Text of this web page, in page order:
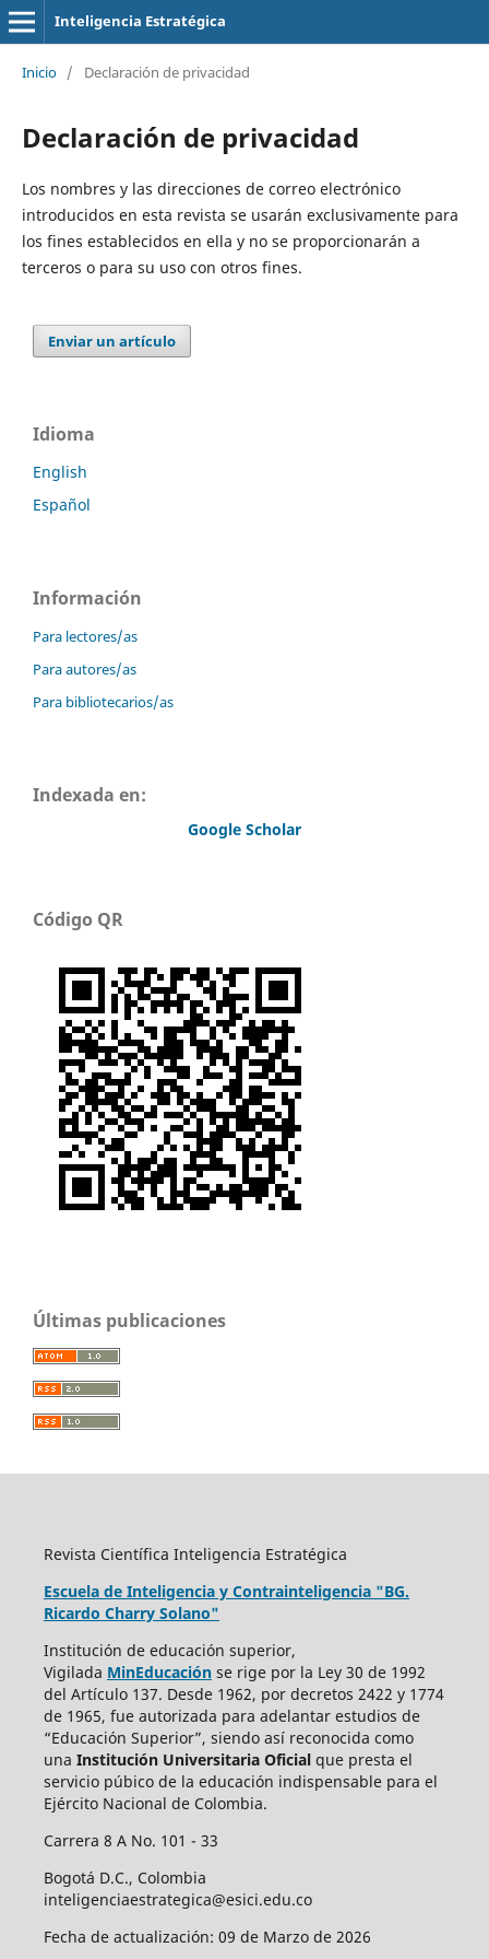
Inteligencia Estratégica
Inicio / Declaración de privacidad
Declaración de privacidad
Los nombres y las direcciones de correo electrónico
introducidos en esta revista se usarán exclusivamente para
los fines establecidos en ella y no se proporcionarán a
terceros o para su uso con otros fines.
Enviar un artículo
Idioma
English
Español
Información
Para lectores/as
Para autores/as
Para bibliotecarios/as
Indexada en:
Google Scholar
Código QR
Últimas publicaciones
Revista Científica Inteligencia Estratégica
Escuela de Inteligencia y Contrainteligencia "BG.
Ricardo Charry Solano"
Institución de educación superior,
Vigilada MinEducaciónse rige por la Ley 30 de 1992
del Artículo 137. Desde 1962, por decretos 2422 y 1774
de 1965, fue autorizada para adelantar estudios de
“Educación Superior”, siendo así reconocida como
una Institución Universitaria Oficialque presta el
servicio púbico de la educación indispensable para el
Ejército Nacional de Colombia.
Carrera 8 A No. 101 - 33
Bogotá D.C., Colombia
inteligenciaestrategica@esici.edu.co
Fecha de actualización: 09 de Marzo de 2026